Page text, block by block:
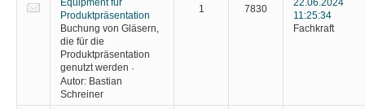
Equipment für
Produktpräsentation
Buchung von Gläsern,
die für die
Produktpräsentation
genutzt werden ·
Autor: Bastian
Schreiner
1 7830
22.06.2024
11:25:34
Fachkraft